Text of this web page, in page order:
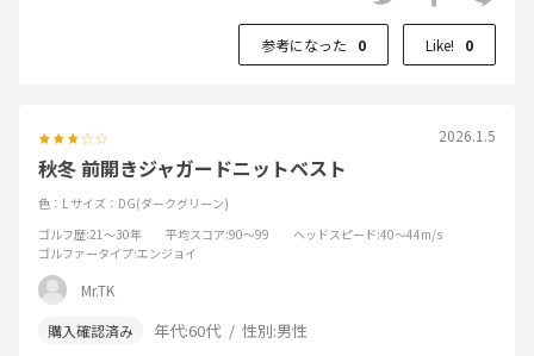
参考になった 0 Like! 0
2026.1.5
秋冬 前開きジャガードニットベスト
色：L サイズ：DG(ダークグリーン)
ゴルフ歴:21～30年 平均スコア:90～99 ヘッドスピード:40～44m/s
ゴルファータイプ:エンジョイ
Mr.TK
年代:60代 性別:男性